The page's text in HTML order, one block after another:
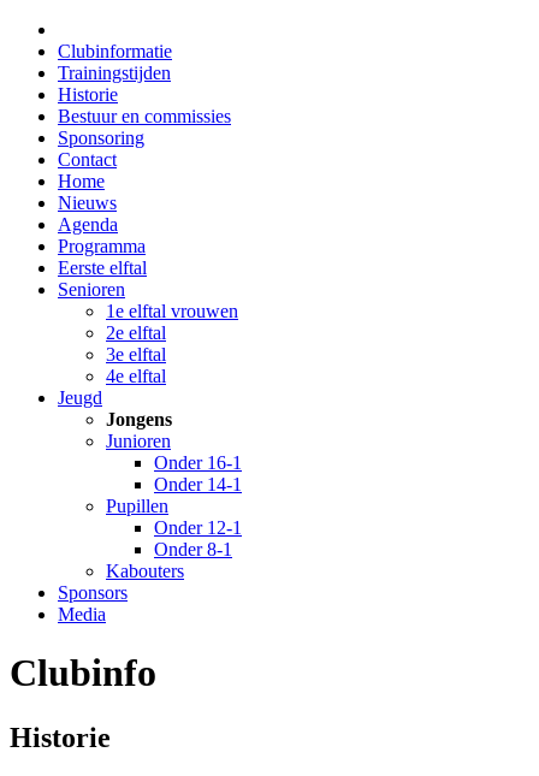
Clubinformatie
Trainingstijden
Historie
Bestuur en commissies
Sponsoring
Contact
Home
Nieuws
Agenda
Programma
Eerste elftal
Senioren
1e elftal vrouwen
2e elftal
3e elftal
4e elftal
Jeugd
Jongens
Junioren
Onder 16-1
Onder 14-1
Pupillen
Onder 12-1
Onder 8-1
Kabouters
Sponsors
Media
Clubinfo
Historie